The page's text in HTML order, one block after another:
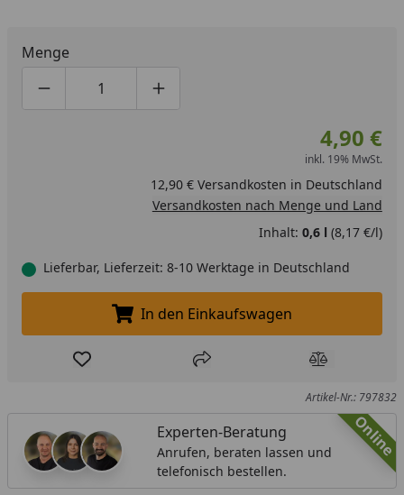
Menge
Produktmenge um eins verringern
Produktmenge manuell eingeben
Produktmenge um eins erhöhen
4,90 €
inkl. 19% MwSt.
12,90 € Versandkosten in Deutschland
Versandkosten nach Menge und Land
Inhalt: 0,6 l (8,17 €/l)
Lieferbar, Lieferzeit: 8-10 Werktage in Deutschland
In den Einkaufswagen legen
In den Einkaufswagen
Produkt zur Wunschliste hinzufügen
Teilen Produkt
Artikel-Nr.: 797832
Online
Experten-Beratung
Anrufen, beraten lassen und
telefonisch bestellen.